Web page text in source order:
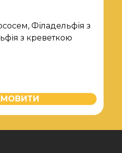
Філадельфія з
з креветкою